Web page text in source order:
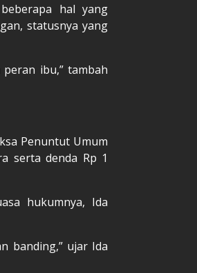
hal yang
statusnya yang
ibu,” tambah
Penuntut Umum
serta denda Rp 1
hukumnya, Ida
banding,” ujar Ida